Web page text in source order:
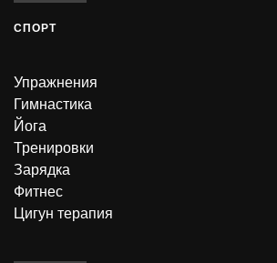
СПОРТ
Упражнения
Гимнастика
Йога
Тренировки
Зарядка
Фитнес
Цигун терапия